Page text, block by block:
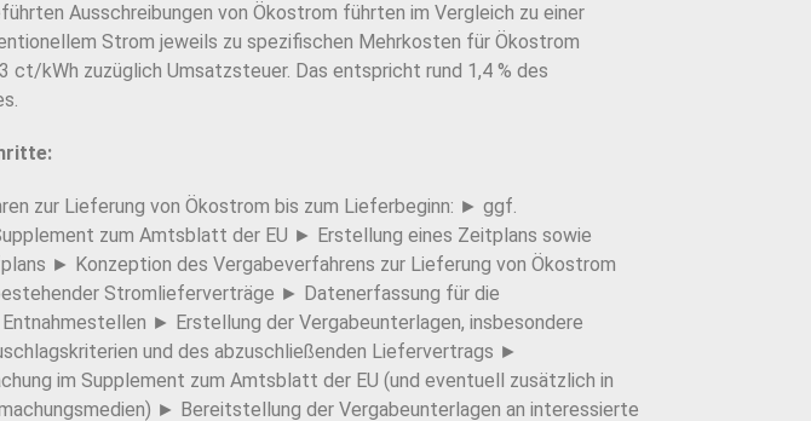
Ausschreibungen von Ökostrom führten im Vergleich zu einer
Strom jeweils zu spezifischen Mehrkosten für Ökostrom
ct/kWh zuzüglich Umsatzsteuer. Das entspricht rund 1,4 % des
zur Lieferung von Ökostrom bis zum Lieferbeginn: ► ggf.
zum Amtsblatt der EU ► Erstellung eines Zeitplans sowie
► Konzeption des Vergabeverfahrens zur Lieferung von Ökostrom
Stromlieferverträge ► Datenerfassung für die
► Erstellung der Vergabeunterlagen, insbesondere
und des abzuschließenden Liefervertrags ►
im Supplement zum Amtsblatt der EU (und eventuell zusätzlich in
► Bereitstellung der Vergabeunterlagen an interessierte